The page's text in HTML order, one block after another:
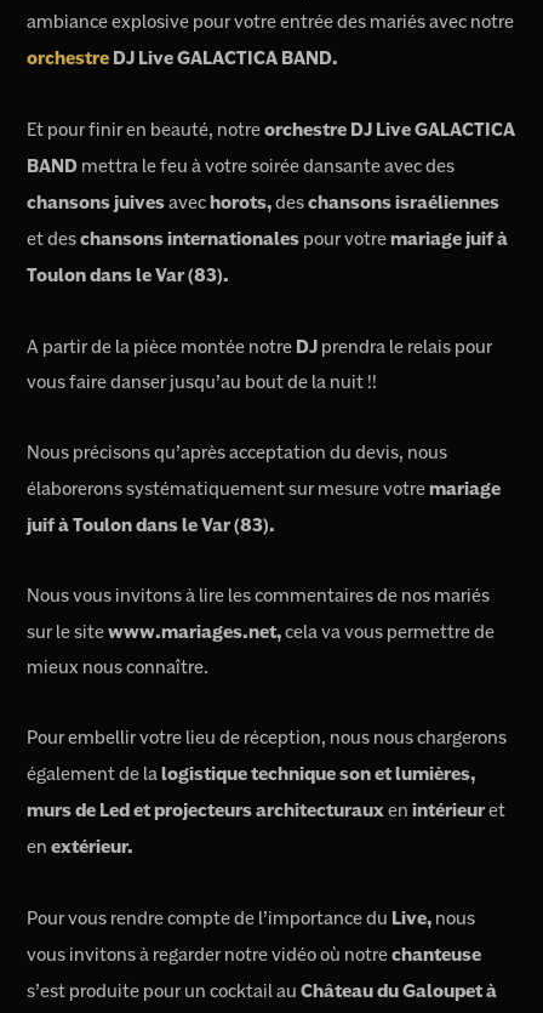
ambiance explosive pour votre entrée des mariés avec notre
orchestre DJ Live GALACTICA BAND.
Et pour finir en beauté, notreorchestre DJ Live GALACTICA
BAND mettra le feu à votre soirée dansante avec des
chansons juivesavechorots,deschansons israéliennes
et deschansons internationales pour votremariage juif à
Toulon dans le Var (83).
A partir de la pièce montée notre DJ prendra le relais pour
vous faire danser jusqu’au bout de la nuit !!
Nous précisons qu’après acceptation du devis, nous
élaborerons systématiquement sur mesure votremariage
juif à Toulon dans le Var (83).
Nous vous invitons à lire les commentaires de nos mariés
sur le sitewww.mariages.net,cela va vous permettre de
mieux nous connaître.
Pour embellir votre lieu de réception, nous nous chargerons
également de lalogistique technique son et lumières,
murs de Led et projecteurs architecturauxenintérieuret
enextérieur.
Pour vous rendre compte de l’importance du Live, nous
vous invitons à regarder notre vidéo où notrechanteuse
s’est produite pour un cocktail auChâteau du Galoupet à